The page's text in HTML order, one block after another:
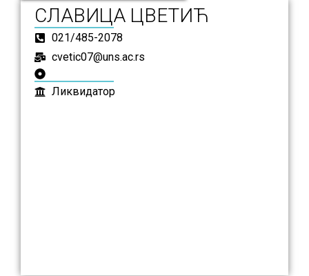
СЛАВИЦА ЦВЕТИЋ
021/485-2078
cvetic07@uns.ac.rs
Ликвидатор